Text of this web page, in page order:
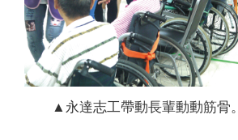
▲永達志工帶動長輩動動筋骨。